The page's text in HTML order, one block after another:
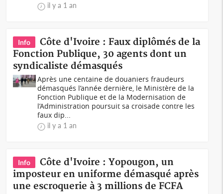
il y a 1 an
Info
Côte d'Ivoire : Faux diplômés de la
Fonction Publique, 30 agents dont un
syndicaliste démasqués
Après une centaine de douaniers fraudeurs
démasqués l’année dernière, le Ministère de la
Fonction Publique et de la Modernisation de
l’Administration poursuit sa croisade contre les
faux dip...
il y a 1 an
Info
Côte d'Ivoire : Yopougon, un
imposteur en uniforme démasqué après
une escroquerie à 3 millions de FCFA